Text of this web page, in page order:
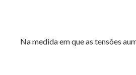
Na medida em que as tensões